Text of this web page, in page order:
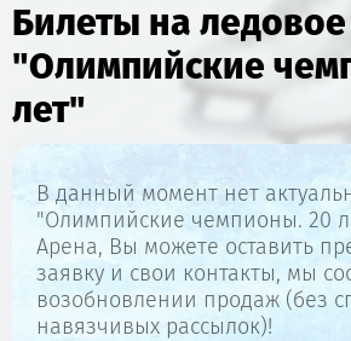
Билеты на
"Олимпийские
лет"
В данный момент нет
"Олимпийские чемпионы. 20
Арена, Вы можете оставить
заявку и свои контакты, мы
возобновлении продаж (без
навязчивых рассылок)!